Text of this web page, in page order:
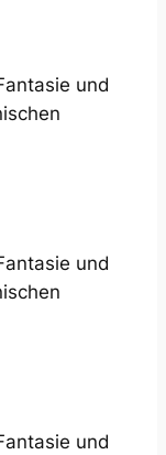
und
und
und